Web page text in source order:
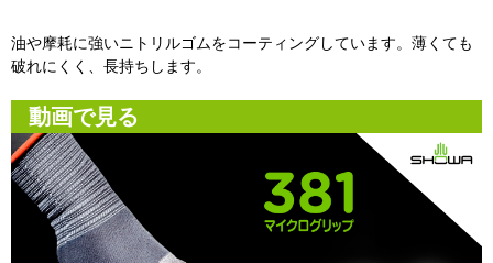
油や摩耗に強いニトリルゴムをコーティングしています。薄くても
破れにくく、長持ちします。
動画で見る